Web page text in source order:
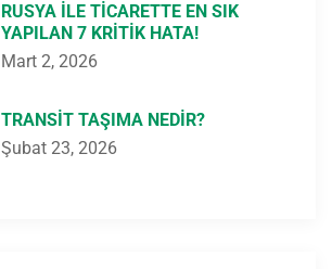
RUSYA ILE TICARETTE EN SIK
YAPILAN 7 KRITIK HATA!
Mart 2, 2026
TRANSIT TAŞIMA NEDIR?
Şubat 23, 2026